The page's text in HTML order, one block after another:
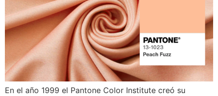
En el año 1999 el Pantone Color Institute creó su